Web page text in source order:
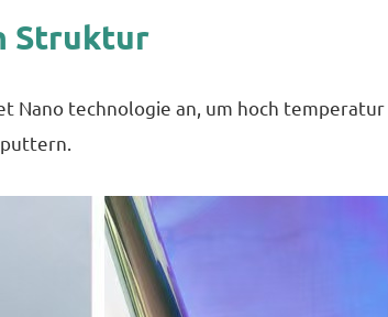
Struktur
Nano technologie an, um hoch